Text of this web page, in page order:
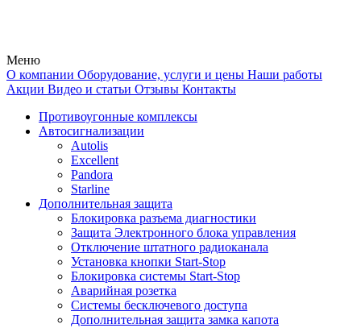
Меню
О компании Оборудование, услуги и цены Наши работы
Акции Видео и статьи Отзывы Контакты
Противоугонные комплексы
Автосигнализации
Autolis
Excellent
Pandora
Starline
Дополнительная защита
Блокировка разъема диагностики
Защита Электронного блока управления
Отключение штатного радиоканала
Установка кнопки Start-Stop
Блокировка системы Start-Stop
Аварийная розетка
Системы бесключевого доступа
Дополнительная защита замка капота